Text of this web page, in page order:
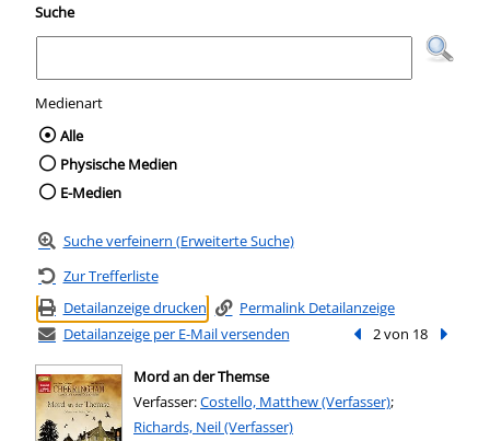
Suche
Medienart
Wählen Sie die Medienart nach der Sie
Alle
Physische Medien
E-Medien
Suche verfeinern (Erweiterte Suche)
Zur Trefferliste
Detailanzeige drucken
Permalink Detailanzeige
Detailanzeige per E-Mail versenden
Vorheriger Treffer
2 von 18
Mord an der Themse
Verfasser:Suche nach diesem Verfasser
Costello, Matthew (Verfasser);
Richards, Neil (Verfasser)